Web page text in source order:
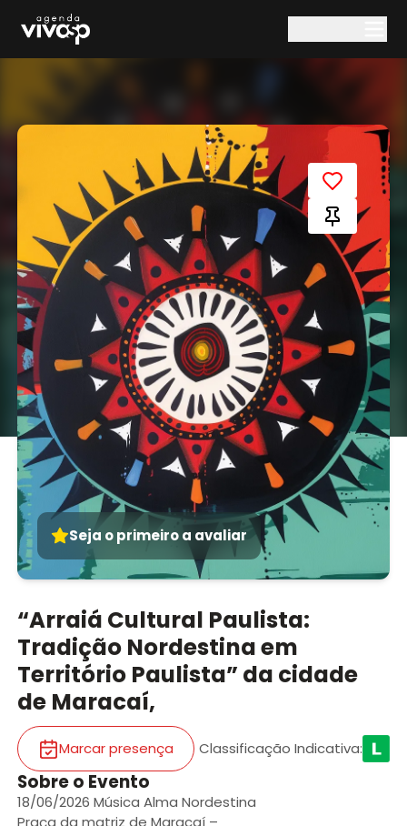
Seja o primeiro a avaliar
“Arraiá Cultural Paulista:
Tradição Nordestina em
Território Paulista” da cidade
de Maracaí,
Marcar presença Classificação Indicativa:
Sobre o Evento
18/06/2026 Música Alma Nordestina
Praça da matriz de Maracaí –